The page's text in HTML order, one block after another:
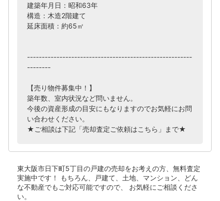
建築年月日：昭和63年
構造：木造2階建て
延床面積：約65㎡
--------------------------------------------------------
--------
【売り物件募集中！】
築年数、室内状況など問いません。
今後の資産形成の目安にもなりますのでお気軽にお問
い合わせください。
★ご相談は下記「売却査定ご依頼はこちら」まで★
東大阪市日下町5丁目の戸建の売却をお考えの方、無料査定
実施中です！
もちろん、戸建て、土地、マンション、どん
な不動産でもご対応可能ですので、 お気軽にご相談くださ
い。